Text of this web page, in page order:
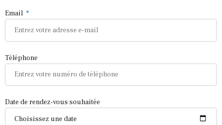
Email
Téléphone
Date de rendez-vous souhaitée